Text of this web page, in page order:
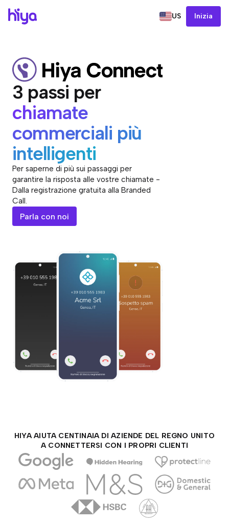
US Inizia
3 passi per
chiamate
commerciali più
intelligenti
Per saperne di più sui passaggi per
garantire la risposta alle vostre chiamate -
Dalla registrazione gratuita alla Branded
Call.
Parla con noi
HIYA AIUTA CENTINAIA DI AZIENDE DEL REGNO UNITO
A CONNETTERSI CON I PROPRI CLIENTI